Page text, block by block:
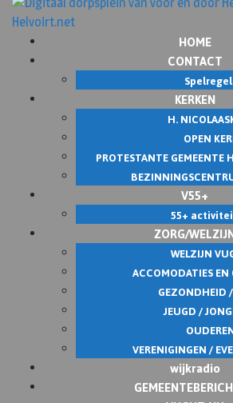
HOME
CONTACT
KERKEN
H.
OPEN
PROTESTANTE GEMEENTE
V55+
55+
ZORG/
WELZIJN
ACCOMODATIES EN
GEZONDHEID
JEUGD /
VERENIGINGEN /
wijkradio